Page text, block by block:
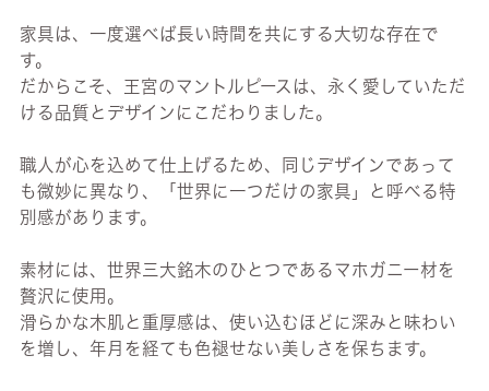
家具は、一度選べば長い時間を共にする大切な存在で
す。
だからこそ、王宮のマントルピースは、永く愛していただ
ける品質とデザインにこだわりました。
職人が心を込めて仕上げるため、同じデザインであって
も微妙に異なり、「世界に一つだけの家具」と呼べる特
別感があります。
素材には、世界三大銘木のひとつであるマホガニー材を
贅沢に使用。
滑らかな木肌と重厚感は、使い込むほどに深みと味わい
を増し、年月を経ても色褪せない美しさを保ちます。